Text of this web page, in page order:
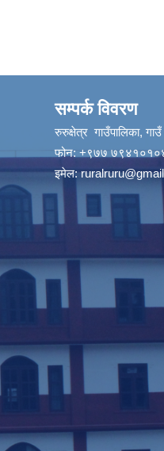
सम्पर्क विवरण
रुरुक्षेत्र गाउँपालिका, गाउँ
फोन: +९७७
इमेल: